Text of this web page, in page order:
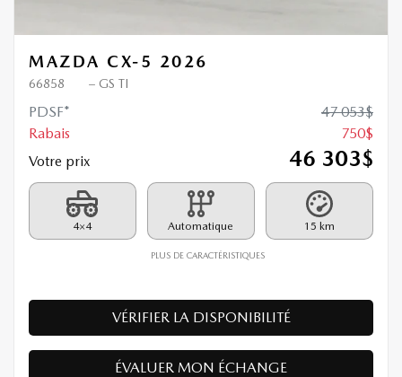
MAZDA CX-5 2026
66858 – GS TI
PDSF* 47 053$
Rabais
750$
Votre prix
46 303$
4×4 Automatique 15 km
PLUS DE CARACTÉRISTIQUES
VÉRIFIER LA DISPONIBILITÉ
ÉVALUER MON ÉCHANGE